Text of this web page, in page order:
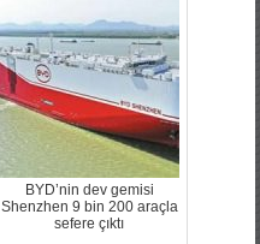
BYD’nin dev gemisi
Shenzhen 9 bin 200 araçla
sefere çıktı